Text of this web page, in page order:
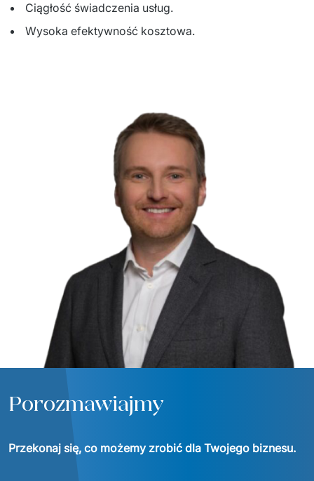
Ciągłość świadczenia usług.
Wysoka efektywność kosztowa.
Porozmawiajmy
Przekonaj się, co możemy zrobić dla Twojego biznesu.